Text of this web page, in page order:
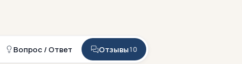
Вопрос / Ответ Отзывы10